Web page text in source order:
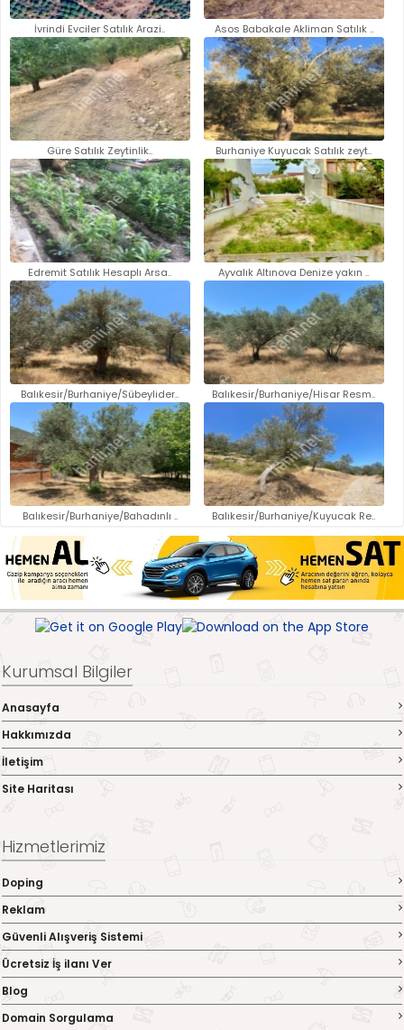
İvrindi Evciler Satılık Arazi.. Asos Babakale Akliman Satılık ..
Güre Satılık Zeytinlik.. Burhaniye Kuyucak Satılık zeyt..
Edremit Satılık Hesaplı Arsa.. Ayvalık Altınova Denize yakın ..
Balıkesir/Burhaniye/Sübeylider.. Balıkesir/Burhaniye/Hisar Resm..
Balıkesir/Burhaniye/Bahadınlı .. Balıkesir/Burhaniye/Kuyucak Re..
Kurumsal Bilgiler
Anasayfa
Hakkımızda
İletişim
Site Haritası
Hizmetlerimiz
Doping
Reklam
Güvenli Alışveriş Sistemi
Ücretsiz İş ilanı Ver
Blog
Domain Sorgulama